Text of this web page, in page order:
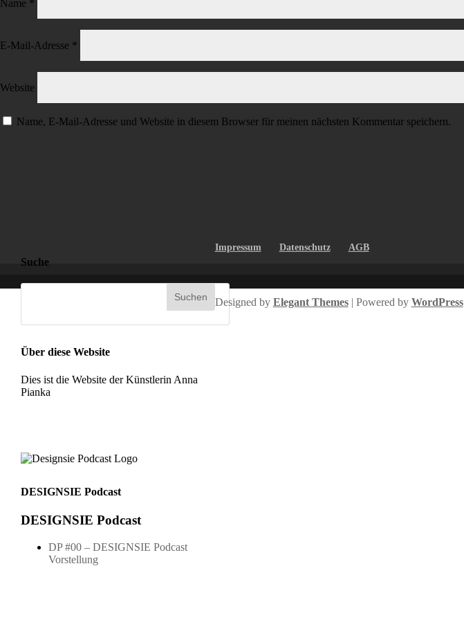
Name *
E-Mail-Adresse *
Website
Name, E-Mail-Adresse und Website in diesem Browser für meinen nächsten Kommentar speichern.
Suche
Über diese Website
Dies ist die Website der Künstlerin Anna
Pianka
DESIGNSIE Podcast
DESIGNSIE Podcast
DP #00 – DESIGNSIE Podcast
Vorstellung
Impressum Datenschutz AGB
Designed by Elegant Themes| Powered by WordPress